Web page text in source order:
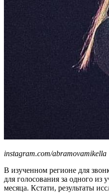
instagram.com/abramovamikella
В изученном регионе для
для голосования за одного из
месяца. Кстати, результаты